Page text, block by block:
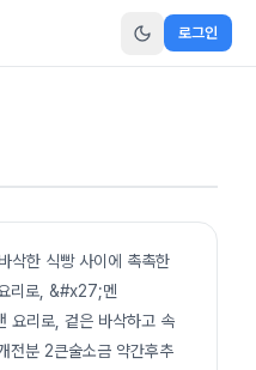
로그인
삭한 식빵 사이에 촉촉한
리로, &#x27;멘
리로, 겉은 바삭하고 속
전분 2큰술소금 약간후추